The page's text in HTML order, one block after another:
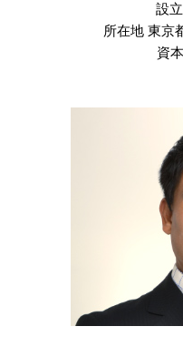
設
所在地 東京
資